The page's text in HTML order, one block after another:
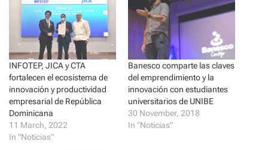
e
o
n
w
t
t
e
r
(
O
p
e
n
s
n
e
o
n
F
a
c
e
b
o
o
k
(
O
n
INFOTEP, JICA y CTA
fortalecen el ecosistema de
innovación y productividad
empresarial de República
Dominicana
11 March, 2022
In "Noticias"
Banesco comparte las claves
del emprendimiento y la
innovación con estudiantes
universitarios de UNIBE
30 November, 2018
In "Noticias"